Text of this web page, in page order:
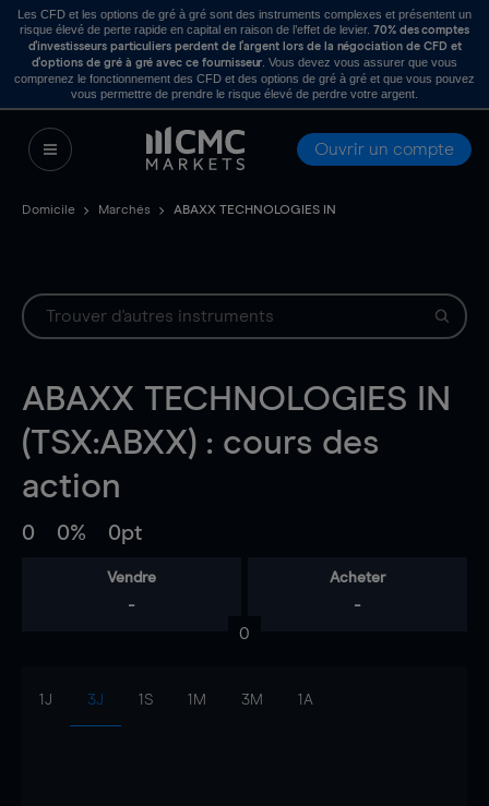
Les CFD et les options de gré à gré sont des instruments complexes et présentent un
risque élevé de perte rapide en capital en raison de l’effet de levier. 70% des comptes
d’investisseurs particuliers perdent de l’argent lors de la négociation de CFD et
d’options de gré à gré avec ce fournisseur . Vous devez vous assurer que vous
comprenez le fonctionnement des CFD et des options de gré à gré et que vous pouvez
vous permettre de prendre le risque élevé de perdre votre argent.
Ouvrir un compte
Domicile Marchés ABAXX TECHNOLOGIES IN
ABAXX TECHNOLOGIES IN
(TSX:ABXX) : cours des
action
0 0% 0pt
Vendre
-
Acheter
-
0
1J 3J 1S 1M 3M 1A